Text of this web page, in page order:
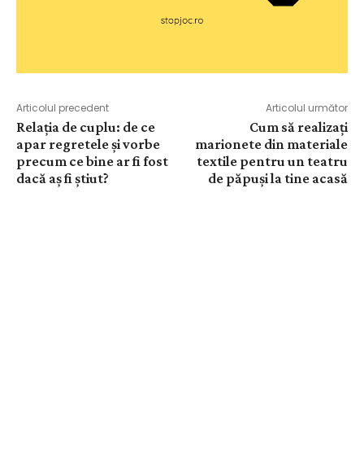
Articolul precedent
Relația de cuplu: de ce
apar regretele și vorbe
precum ce bine ar fi fost
dacă aș fi știut?
Articolul următor
Cum să realizați
marionete din materiale
textile pentru un teatru
de păpuși la tine acasă